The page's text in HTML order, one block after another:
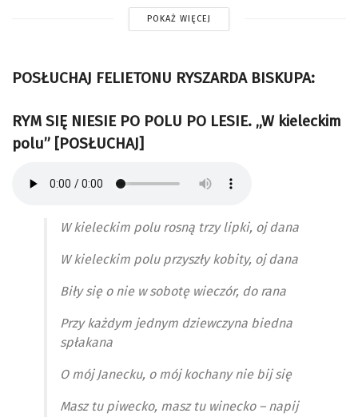
POKAŻ WIĘCEJ
POSŁUCHAJ FELIETONU RYSZARDA BISKUPA:
RYM SIĘ NIESIE PO POLU PO LESIE. „W kieleckim
polu” [POSŁUCHAJ]
W kieleckim polu rosną trzy lipki, oj dana
W kieleckim polu przyszły kobity, oj dana
Biły się o nie w sobotę wieczór, do rana
Przy każdym jednym dziewczyna biedna
spłakana
O mój Janecku, o mój kochany nie bij się
Masz tu piwecko, masz tu winecko – napij